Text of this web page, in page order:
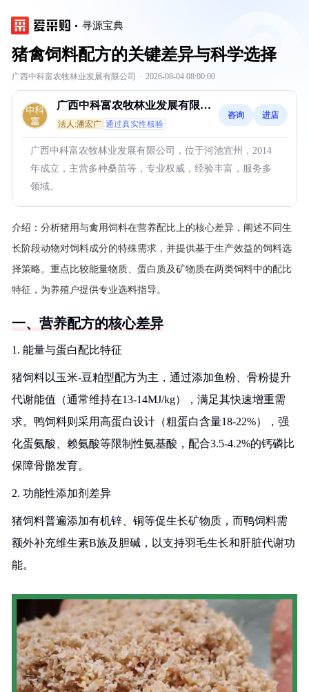
寻源宝典
猪禽饲料配方的关键差异与科学选择
广西中科富农牧林业发展有限公司 · 2026-08-04 08:00:00
广西中科富农牧林业发展有限公
司
法人:潘宏广 通过真实性核验
咨询 进店
广西中科富农牧林业发展有限公司，位于河池宜州，2014
年成立，主营多种桑苗等，专业权威，经验丰富，服务多
领域。
介绍： 分析猪用与禽用饲料在营养配比上的核心差异，阐述不同生
长阶段动物对饲料成分的特殊需求，并提供基于生产效益的饲料选
择策略。重点比较能量物质、蛋白质及矿物质在两类饲料中的配比
特征，为养殖户提供专业选料指导。
一、营养配方的核心差异
1. 能量与蛋白配比特征
猪饲料以玉米-豆粕型配方为主，通过添加鱼粉、骨粉提升
代谢能值（通常维持在13-14MJ/kg），满足其快速增重需
求。鸭饲料则采用高蛋白设计（粗蛋白含量18-22%），强
化蛋氨酸、赖氨酸等限制性氨基酸，配合3.5-4.2%的钙磷比
保障骨骼发育。
2. 功能性添加剂差异
猪饲料普遍添加有机锌、铜等促生长矿物质，而鸭饲料需
额外补充维生素B族及胆碱，以支持羽毛生长和肝脏代谢功
能。